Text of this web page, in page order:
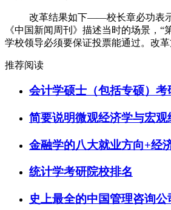
改革结果如下——校长章必功表示
《中国新闻周刊》描述当时的场景，
学校领导必须要保证投票能通过。改
推荐阅读
会计学硕士（包括专硕）
简要说明微观经济学与宏
金融学的八大就业方向+经
统计学考研院校排名
史上最全的中国管理咨询公